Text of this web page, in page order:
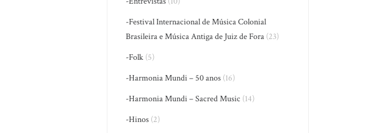
-Festival Internacional de Música Colonial
Brasileira e Música Antiga de Juiz de Fora (23)
-Folk (5)
-Harmonia Mundi – 50 anos (16)
-Harmonia Mundi – Sacred Music (14)
-Hinos (2)